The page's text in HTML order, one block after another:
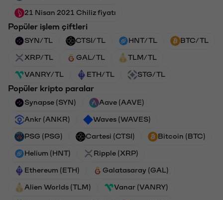
21 Nisan 2021 Chiliz fiyatı
Popüler işlem çiftleri
SYN/TL CTSI/TL HNT/TL BTC/TL
XRP/TL GAL/TL TLM/TL
VANRY/TL ETH/TL STG/TL
Popüler kripto paralar
Synapse (SYN) Aave (AAVE)
Ankr (ANKR) Waves (WAVES)
PSG (PSG) Cartesi (CTSI) Bitcoin (BTC)
Helium (HNT) Ripple (XRP)
Ethereum (ETH) Galatasaray (GAL)
Alien Worlds (TLM) Vanar (VANRY)